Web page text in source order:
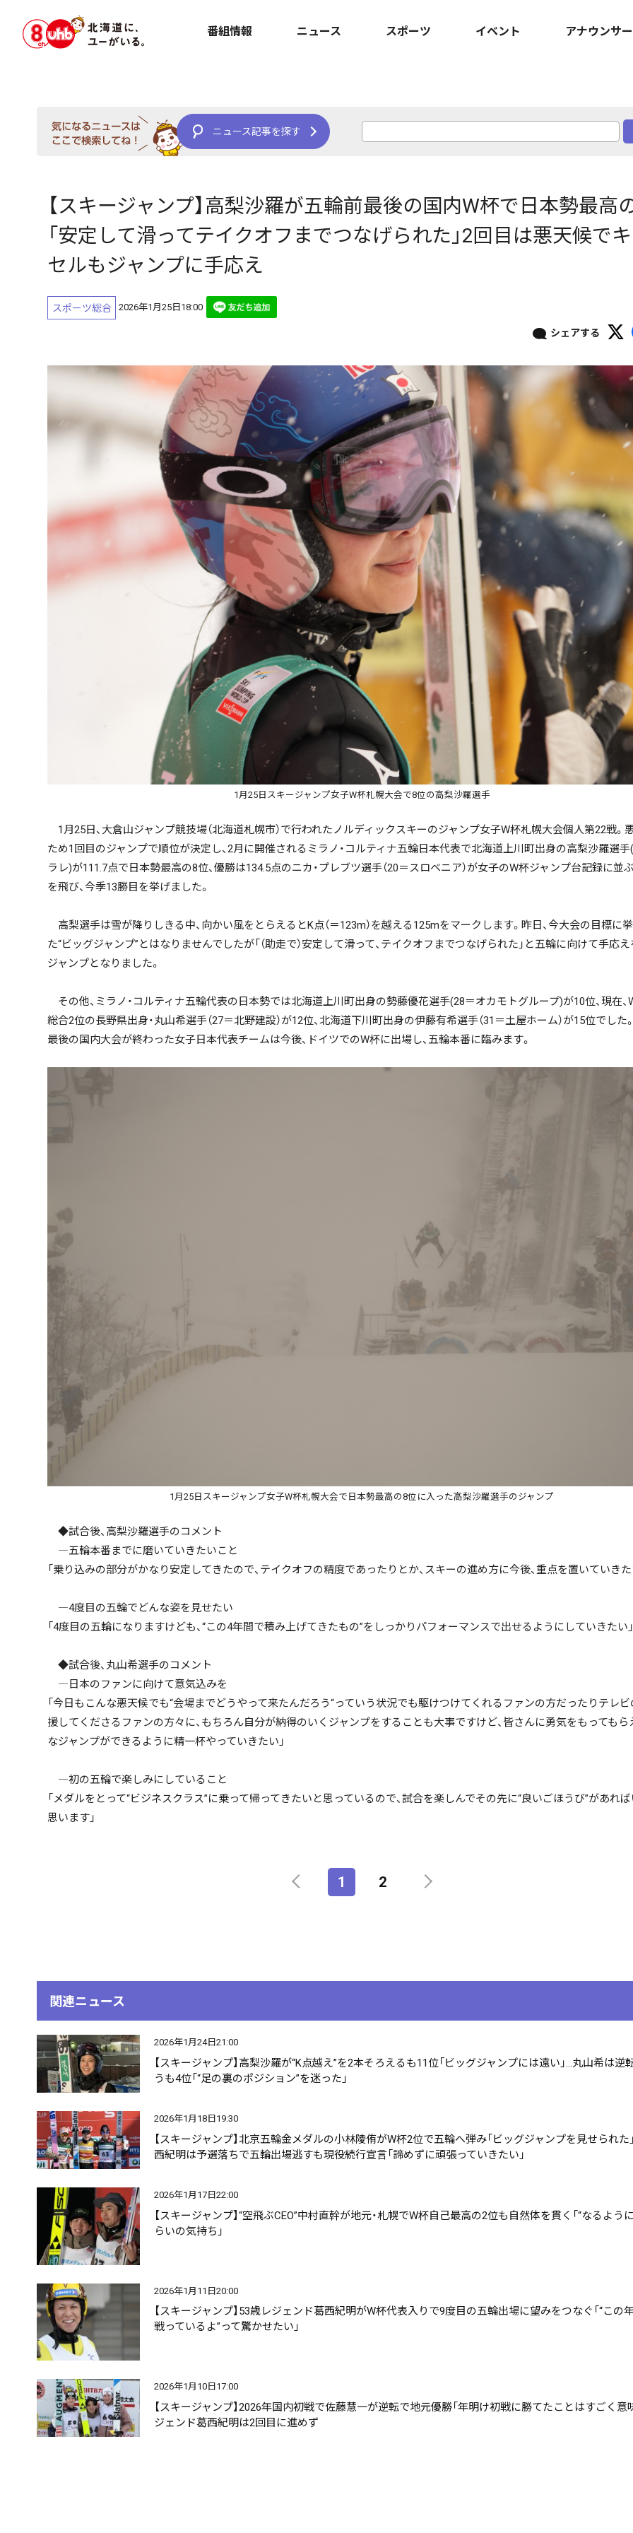
番組情報 ニュース スポーツ イベント アナウンサー
ニュース記事を探す
【スキージャンプ】高梨沙羅が五輪前最後の国内W杯で日本勢最高
「安定して滑ってテイクオフまでつなげられた」2回目は悪天候で
セルもジャンプに手応え
スポーツ総合 2026年1月25日18:00
シェアする
1月25日スキージャンプ女子W杯札幌大会で8位の高梨沙羅選手
1月25日、大倉山ジャンプ競技場（北海道札幌市）で行われたノルディックスキーのジャンプ女子W杯札幌大会個人第22戦。
ため1回目のジャンプで順位が決定し、2月に開催されるミラノ・コルティナ五輪日本代表で北海道上川町出身の高梨沙羅選
ラレ)が111.7点で日本勢最高の8位、優勝は134.5点のニカ・プレブツ選手（20＝スロベニア）が女子のW杯ジャンプ台記録に並
を飛び、今季13勝目を挙げました。
高梨選手は雪が降りしきる中、向かい風をとらえるとK点（＝123m）を越える125mをマークします。昨日、今大会の目標に
た“ビッグジャンプ”とはなりませんでしたが「（助走で）安定して滑って、テイクオフまでつなげられた」と五輪に向けて手応
ジャンプとなりました。
その他、ミラノ・コルティナ五輪代表の日本勢では北海道上川町出身の勢藤優花選手(28＝オカモトグループ)が10位、現在、
総合2位の長野県出身・丸山希選手（27＝北野建設）が12位、北海道下川町出身の伊藤有希選手（31＝土屋ホーム）が15位でした
最後の国内大会が終わった女子日本代表チームは今後、ドイツでのW杯に出場し、五輪本番に臨みます。
1月25日スキージャンプ女子W杯札幌大会で日本勢最高の8位に入った高梨沙羅選手のジャンプ
◆試合後、高梨沙羅選手のコメント
―五輪本番までに磨いていきたいこと
「乗り込みの部分がかなり安定してきたので、テイクオフの精度であったりとか、スキーの進め方に今後、重点を置いていきた
―4度目の五輪でどんな姿を見せたい
「4度目の五輪になりますけども、“この4年間で積み上げてきたもの”をしっかりパフォーマンスで出せるようにしていきたい」
◆試合後、丸山希選手のコメント
―日本のファンに向けて意気込みを
「今日もこんな悪天候でも“会場までどうやって来たんだろう“っていう状況でも駆けつけてくれるファンの方だったりテレ
援してくださるファンの方々に、もちろん自分が納得のいくジャンプをすることも大事ですけど、皆さんに勇気をもってもら
なジャンプができるように精一杯やっていきたい」
―初の五輪で楽しみにしていること
「メダルをとって“ビジネスクラス”に乗って帰ってきたいと思っているので、試合を楽しんでその先に“良いごほうび”があれ
思います」
1 2
関連ニュース
2026年1月24日21:00
【スキージャンプ】高梨沙羅が“K点越え”を2本そろえるも11位「ビッグジャンプには遠い」…丸山希は逆
うも4位「“足の裏のポジション”を迷った」
2026年1月18日19:30
【スキージャンプ】北京五輪金メダルの小林陵侑がW杯2位で五輪へ弾み「ビッグジャンプを見せられた
西紀明は予選落ちで五輪出場逃すも現役続行宣言「諦めずに頑張っていきたい」
2026年1月17日22:00
【スキージャンプ】“空飛ぶCEO”中村直幹が地元・札幌でW杯自己最高の2位も自然体を貫く「“なるよう
らいの気持ち」
2026年1月11日20:00
【スキージャンプ】53歳レジェンド葛西紀明がW杯代表入りで9度目の五輪出場に望みをつなぐ「“この
戦っているよ”って驚かせたい」
2026年1月10日17:00
【スキージャンプ】2026年国内初戦で佐藤慧一が逆転で地元優勝「年明け初戦に勝てたことはすごく意
ジェンド葛西紀明は2回目に進めず
ニュース記事を探す
絞り込み検索